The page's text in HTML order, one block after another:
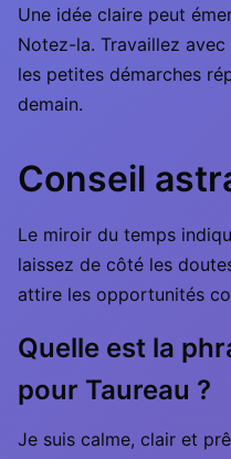
Une idée claire peut
Notez-la. Travaillez
les petites démarches
demain.
Conseil
Le miroir du temps
laissez de côté les
attire les opportunités
Quelle est la
pour Taureau ?
Je suis calme, clair et